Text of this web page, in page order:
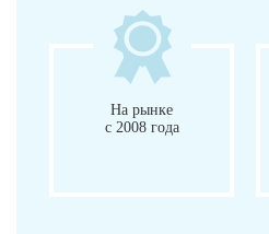
На рынке
с 2008 года